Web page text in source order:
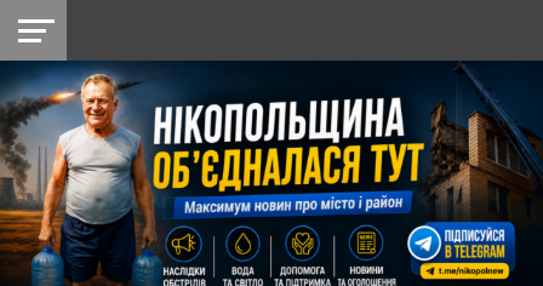
НІКОПОЛЬ
РАЙОН
СІЧЕСЛАВСЬКА
УКРАЇНА
РЕТРО
НІКОПОЛЬ
ЛАЙТ
УКРАЇНА
ДОПОМОГА
РАДІО